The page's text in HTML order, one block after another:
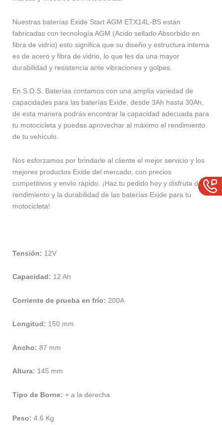
Nuestras baterías Exide Start AGM ETX14L-BS están
fabricadas con tecnología AGM (Acido sellado Absorbido en
fibra de vidrio) esto significa que su diseño y estructura interna
es de acero y fibra de vidrio, lo que les da una mayor
durabilidad y resistencia ante vibraciones y golpes.
En S.O.S. Baterías contamos con una amplia variedad de
capacidades para las baterías Exide, desde 3Ah hasta 30Ah,
de esta manera podrás encontrar la capacidad adecuada para
tu motocicleta y puedas aprovechar al máximo el rendimiento
de tu vehículo.
Nos esforzamos por brindarle al cliente el mejor servicio y los
mejores productos Exide del mercado, con precios
competitivos y envío rápido. ¡Haz tu pedido hoy y disfruta del
rendimiento y la durabilidad de las baterías Exide para tu
motocicleta!
Tensión: 12V
Capacidad: 12 Ah
Corriente de prueba en frío: 200A
Longitud: 150 mm
Ancho: 87 mm
Altura: 145 mm
Tipo de Borne: + a la derecha
Peso: 4.6 Kg